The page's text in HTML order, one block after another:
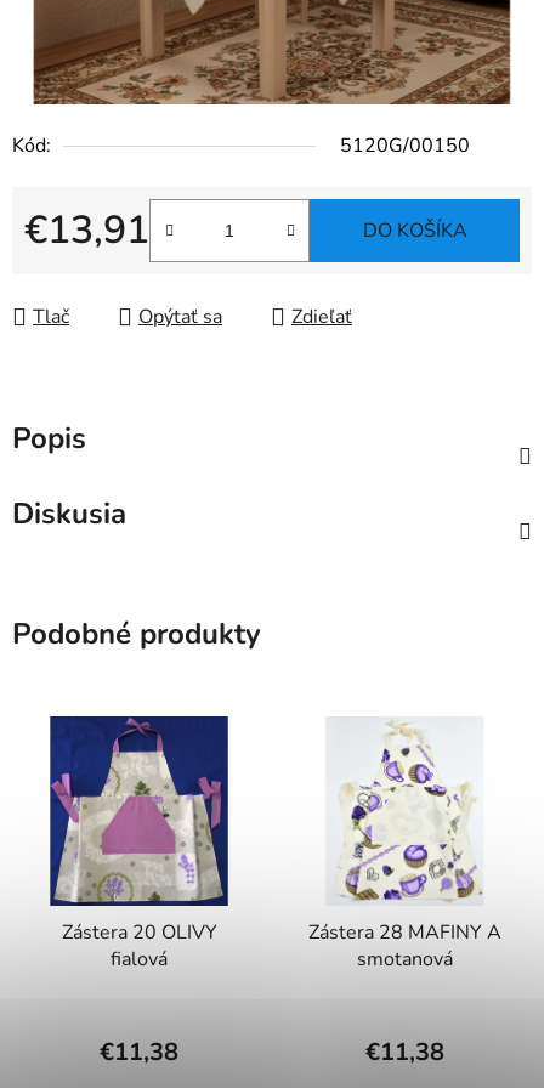
Kód: 5120G/00150
€13,91
Jednotková cena:
DO KOŠÍKA
Tlač Opýtať sa Zdieľať
Popis
Diskusia
Podobné produkty
Zástera 20 OLIVY
fialová
€11,38
Zástera 28 MAFINY A
smotanová
€11,38